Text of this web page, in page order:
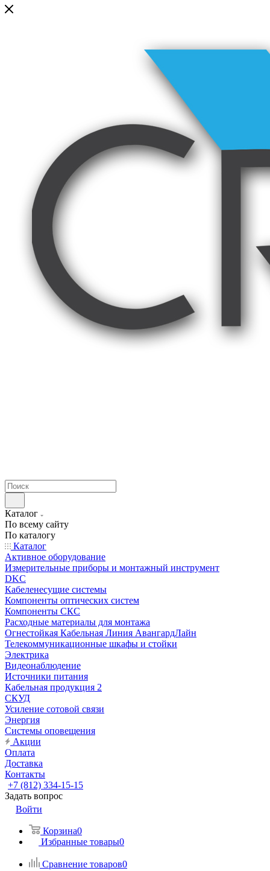
Каталог
По всему сайту
По каталогу
Каталог
Активное оборудование
Измерительные приборы и монтажный инструмент
DKC
Кабеленесущие системы
Компоненты оптических систем
Компоненты СКС
Расходные материалы для монтажа
Огнестойкая Кабельная Линия АвангардЛайн
Телекоммуникационные шкафы и стойки
Электрика
Видеонаблюдение
Источники питания
Кабельная продукция 2
СКУД
Усиление сотовой связи
Энергия
Системы оповещения
Акции
Оплата
Доставка
Контакты
+7 (812) 334-15-15
Задать вопрос
Войти
Корзина0
Избранные товары0
Сравнение товаров0